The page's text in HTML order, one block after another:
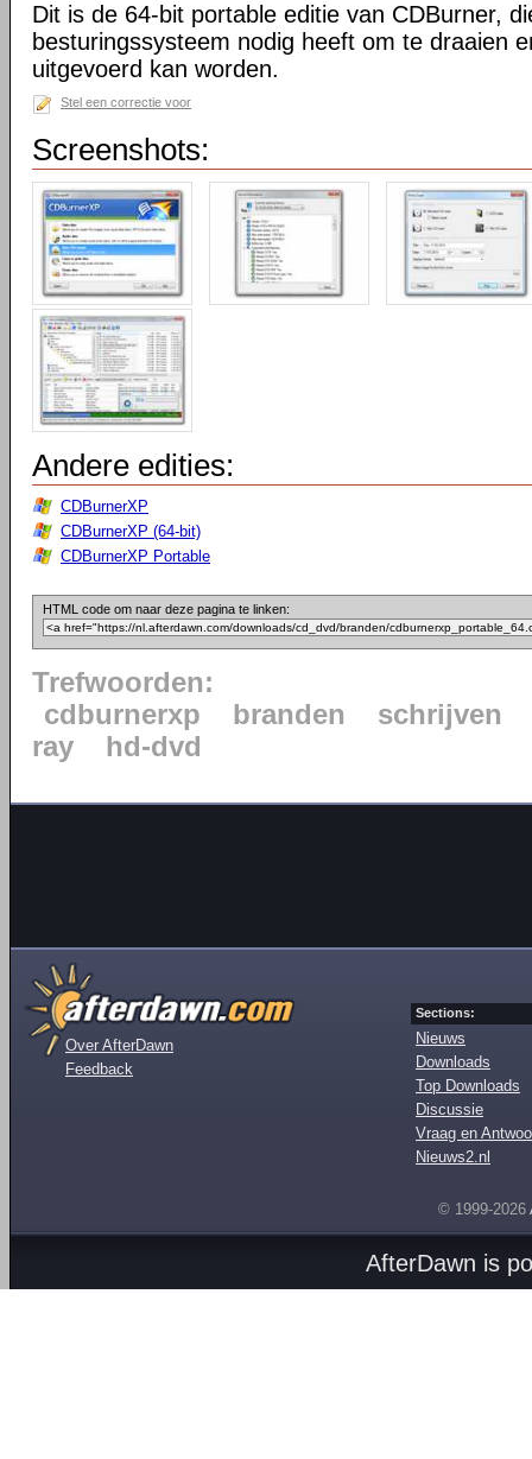
Dit is de 64-bit portable editie van CDBurner,
besturingssysteem nodig heeft om te draaien
uitgevoerd kan worden.
Stel een correctie voor
Screenshots:
Andere edities:
CDBurnerXP
CDBurnerXP (64-bit)
CDBurnerXP Portable
HTML code om naar deze pagina te linken:
Trefwoorden:
cdburnerxp
branden
schrijven
ray
hd-dvd
Over AfterDawn
Feedback
Sections:
Nieuws
Downloads
Top Downloads
Discussie
Vraag en
Nieuws2.nl
© 1999-2026
AfterDawn is